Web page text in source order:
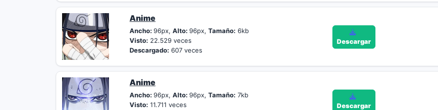
Anime
Ancho:96px,Alto:96px,Tamaño: 6kb
Visto: 22.529 veces
Descargado: 607 veces
Descargar
Anime
Ancho:96px,Alto:96px,Tamaño: 7kb
Visto: 11.711 veces
Descargar